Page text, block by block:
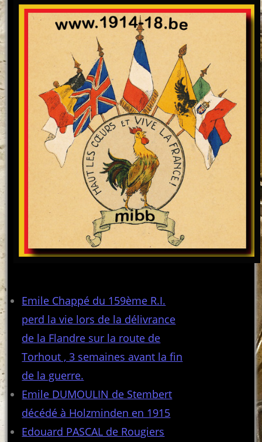
Emile Chappé du 159ème R.I.
perd la vie lors de la délivrance
de la Flandre sur la route de
Torhout , 3 semaines avant la fin
de la guerre.
Emile DUMOULIN de Stembert
décédé à Holzminden en 1915
Edouard PASCAL de Rougiers